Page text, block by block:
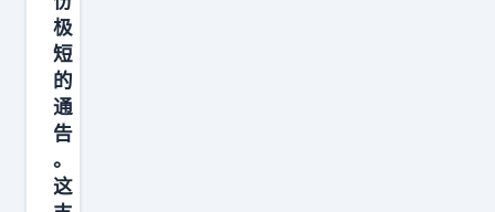
个
字
极
短
的
通
告
。
这